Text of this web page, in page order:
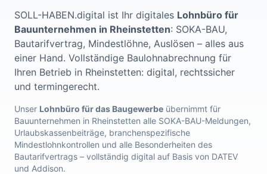
SOLL-HABEN.digital ist Ihr digitales Lohnbüro für
Bauunternehmen in Rheinstetten: SOKA-BAU,
Bautarifvertrag, Mindestlöhne, Auslösen – alles aus
einer Hand. Vollständige Baulohnabrechnung für
Ihren Betrieb in Rheinstetten: digital, rechtssicher
und termingerecht.
Unser Lohnbüro für das Baugewerbe übernimmt für
Bauunternehmen in Rheinstetten alle SOKA-BAU-Meldungen,
Urlaubskassenbeiträge, branchenspezifische
Mindestlohnkontrollen und alle Besonderheiten des
Bautarifvertrags – vollständig digital auf Basis von DATEV
und Addison.
Lohnabrechnung Waiblingen
Lohnabrechnung Schorndorf
Lohnabrechnung Stuttgart
Lohnabrechnung Heilbronn
Lohnabrechnung Karlsruhe
Lohnabrechnung Freiburg
Lohnabrechnung Mannheim
Lohnabrechnung Heidelberg
Lohnabrechnung Ulm
Lohnabrechnung Reutlingen
Lohnabrechnung Tübingen